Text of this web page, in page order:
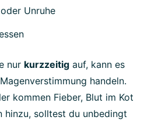
Unruhe
nur kurzzeitig auf, kann es
handeln.
kommen Fieber, Blut im Kot
hinzu, solltest du unbedingt